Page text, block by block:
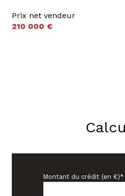
Prix net vendeur
210 000 €
Montant du crédit (en €)*